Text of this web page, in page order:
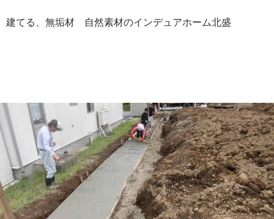
建てる、無垢材 自然素材のインデュアホーム北盛